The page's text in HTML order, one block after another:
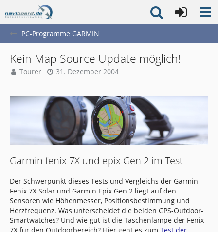
PC-Programme GARMIN
Kein Map Source Update möglich!
Tourer 31. Dezember 2004
Garmin fenix 7X und epix Gen 2 im Test
Der Schwerpunkt dieses Tests und Vergleichs der Garmin
Fenix 7X Solar und Garmin Epix Gen 2 liegt auf den
Sensoren wie Höhenmesser, Positionsbestimmung und
Herzfrequenz. Was unterscheidet die beiden GPS-Outdoor-
Smartwatches? Und wie gut ist die Taschenlampe der Fenix
7X für den Outdoorbereich? Hier geht es zum Test der